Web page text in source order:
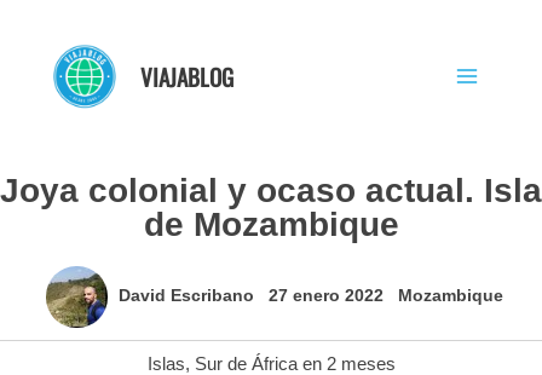
contenido
VIAJABLOG
Joya colonial y ocaso actual. Isla
de Mozambique
David Escribano 27 enero 2022 Mozambique
Islas, Sur de África en 2 meses